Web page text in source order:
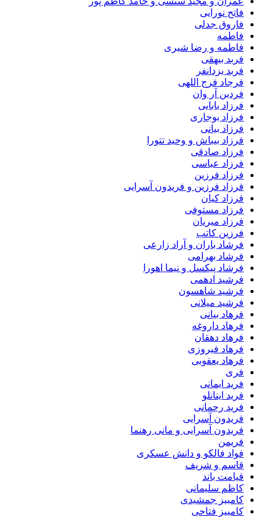
فاتح نورایی
فاروق جدلی
فاطمه
فاطمه و رضا شیری
فربد بیهقی
فربد یزدانفر
فرجاد فرج اللهی
فردین آر وان
فرزاد بابایی
فرزاد بوجاری
فرزاد بیانی
فرزاد بیباش و وحید تتورا
فرزاد صادقی
فرزاد عباسی
فرزاد فرزین
فرزاد فرزین و فریدون آسرایی
فرزاد کیان
فرزاد مستوفی
فرزاد میریان
فرزین کاتب
فرشاد باران و آراد زارعی
فرشاد بهرامی
فرشاد پیکسل و نیما اهورا
فرشید ادهمی
فرشید شاهسون
فرشید میلانی
فرهاد بیانی
فرهاد داروغه
فرهاد دهقان
فرهاد فیروزی
فرهاد یعقوبی
فری
فرید ایمانی
فرید اینانلو
فرید رحمانی
فریدون آسرایی
فریدون آسرایی و مانی رهنما
فریمن
فواد فالکو و دانش عسکری
قاسم و شریف
قیامت باند
کاظم سلیمانی
کامبیز جمشیدی
کامبیز فتاحی